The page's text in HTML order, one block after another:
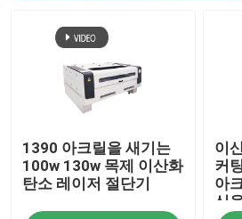
1390 아크릴을 새기는
100w 130w 목제 이산화
탄소 레이저 절단기
이
커
아
신